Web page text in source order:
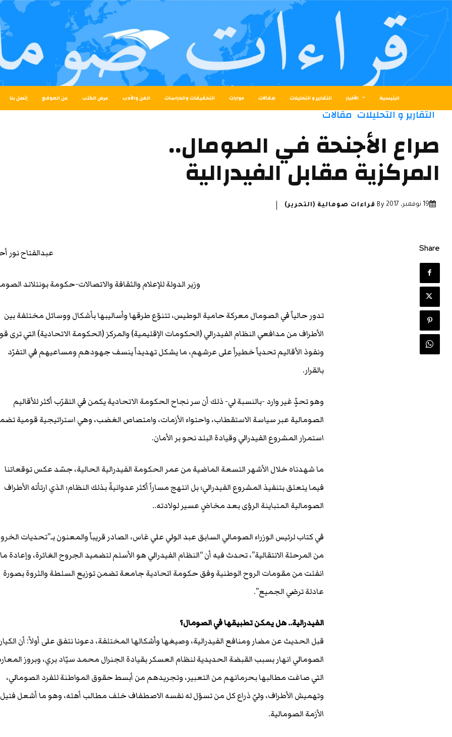
الرئيسية الأخبار التقارير و التحليلات مقالات حوارات التحقيقات والدراسات الفن والأدب عرض الكتب عن الموقع إتصل بنا
التقارير و التحليلات مقالات
صراع الأجنحة في الصومال..
المركزية مقابل الفيدرالية
19 نوفمبر، 2017 By قراءات صومالية (التحرير)
عبدالفتاح نور
وزير الدولة للإعلام والثقافة والاتصالات-حكومة بونتلاند
تدور حالياً في الصومال معركة حامية الوطيس، تتنوّع طرقها وأساليبها بأشكال ووسائل مختلفة بين
الأطراف من مدافعي النظام الفيدرالي (الحكومات الإقليمية) والمركز (الحكومة الاتحادية) التي ترى
ونفوذ الأقاليم تحدياً خطيراً على عرشهم، ما يشكل تهديداً ينسف جهودهم ومساعيهم في التفرّد
بالقرار.
وهو تحدٍّ غير وارد -بالنسبة لي- ذلك أن سر نجاح الحكومة الاتحادية يكمن في التقرّب أكثر للأقاليم
الصومالية عبر سياسة الاستقطاب، واحتواء الأزمات، وامتصاص الغضب، وهي استراتيجية قومية
استمرار المشروع الفيدرالي وقيادة البلد نحو بر الأمان.
ما شهدناه خلال الأشهر التسعة الماضية من عمر الحكومة الفيدرالية الحالية، جسّد عكس توقعاتنا
فيما يتعلق بتنفيذ المشروع الفيدرالي؛ بل انتهج مساراً أكثر عدوانيةً بذلك النظام؛ الذي ارتأته الأطراف
الصومالية المتباينة الرؤى بعد مخاضٍ عسير لولادته..
في كتاب لرئيس الوزراء الصومالي السابق عبد الولي علي غاس، الصادر قريباً والمعنون بـ”تحديات
من المرحلة الانتقالية”، تحدث فيه أن “النظام الفيدرالي هو الأسلم لتضميد الجروح الغائرة، وإعادة ما
انفلت من مقومات الروح الوطنية وفق حكومة اتحادية جامعة تضمن توزيع السلطة والثروة بصورة
عادلة ترضي الجميع”.
الفيدرالية.. هل يمكن تطبيقها في الصومال؟
قبل الحديث عن مضار ومنافع الفيدرالية، وصيغها وأشكالها المختلفة، دعونا نتفق على أولاً: أن
الصومالي انهار بسبب القبضة الحديدية لنظام العسكر بقيادة الجنرال محمد سيّاد بري، وبروز
التي صاغت مطالبها بحرمانهم من التعبير، وتجريدهم من أبسط حقوق المواطنة للفرد الصومالي،
وتهميش الأطراف، وليّ ذراع كل من تسوّل له نفسه الاصطفاف خلف مطالب أهله، وهو ما أشعل فتيل
الأزمة الصومالية.
Share